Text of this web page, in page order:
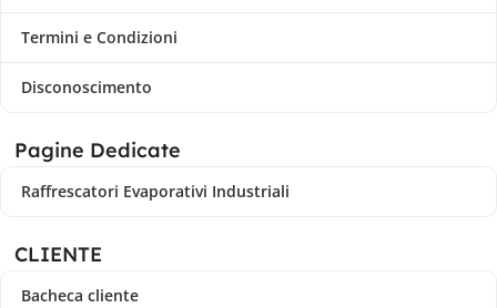
Termini e Condizioni
Disconoscimento
Pagine Dedicate
Raffrescatori Evaporativi Industriali
CLIENTE
Bacheca cliente